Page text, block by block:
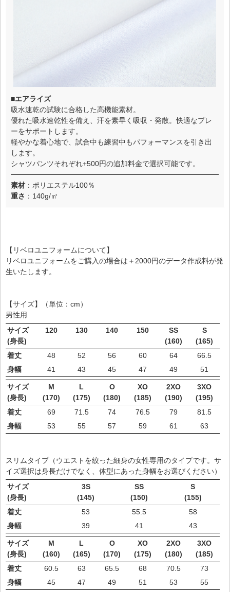
■エアライズ
吸水速乾の試験に合格した高機能素材。
優れた吸水速乾性を備え、汗を素早く吸収・発散。快適なプレ
ーをサポートします。
軽やかな着心地で、試合中も練習中もパフォーマンスを引き出
します。
シャツパンツそれぞれ+500円の追加料金で選択可能です。
素材 ：ポリエステル100％
重さ ：140g/㎡
【リベロユニフォームについて】
リベロユニフォームをご購入の場合は＋2000円のデータ作成料が発
生いたします。
【サイズ】（単位：cm）
男性用
サイズ
(身長)
120 130 140 150
SS
(160)
S
(165)
着丈
48 52 56 60 64
66.5
身幅
41 43 45 47 49 51
サイズ
(身長)
M
(170)
L
(175)
O
(180)
XO
(185)
2XO
(190)
3XO
(195)
着丈
69 71.5 74 76.5 79
81.5
身幅
53 55 57 59 61 63
スリムタイプ（ウエストを絞った細身の女性専用のタイプです。サ
イズ選択は身長だけでなく、体型にあった身幅をお選びください）
サイズ
(身長)
3S
(145)
SS
(150)
S
(155)
着丈
53 55.5
58
身幅
39 41 43
サイズ
(身長)
M
(160)
L
(165)
O
(170)
XO
(175)
2XO
(180)
3XO
(185)
着丈
60.5 63 65.5 68 70.5
73
身幅
45 47 49 51 53 55